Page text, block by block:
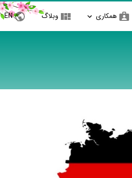
همکاری وبلاگ EN